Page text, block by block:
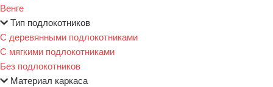
Венге
Тип подлокотников
С деревянными подлокотниками
С мягкими подлокотниками
Без подлокотников
Материал каркаса